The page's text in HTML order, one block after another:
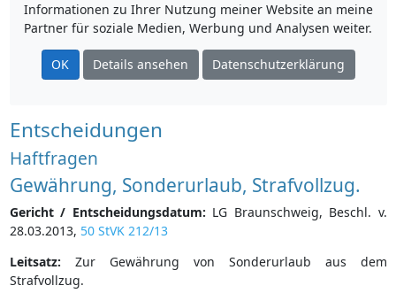
Informationen zu Ihrer Nutzung meiner Website an meine
Partner für soziale Medien, Werbung und Analysen weiter.
OK Details ansehen Datenschutzerklärung
Entscheidungen
Haftfragen
Gewährung, Sonderurlaub, Strafvollzug.
Gericht / Entscheidungsdatum: LG Braunschweig, Beschl. v.
28.03.2013, 50 StVK 212/13
Leitsatz: Zur Gewährung von Sonderurlaub aus dem
Strafvollzug.